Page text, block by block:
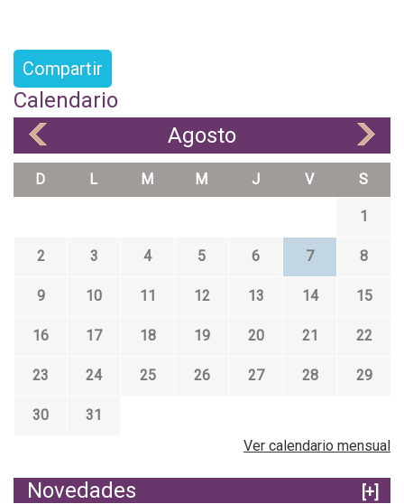
Compartir
Calendario
Agosto
D L M M J V S
1
2 3 4 5 6 7 8
9 10 11 12 13 14 15
16 17 18 19 20 21 22
23 24 25 26 27 28 29
30
31
Ver calendario mensual
Novedades
[+]